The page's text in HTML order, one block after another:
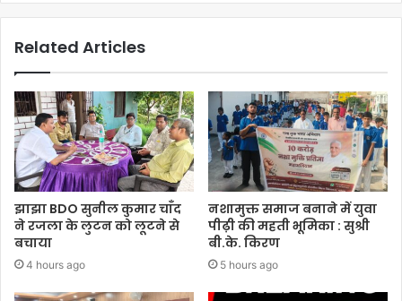
Related Articles
झाझा BDO सुनील कुमार चाँद
ने रजला के लुटन को लूटने से
बचाया
4 hours ago
नशामुक्त समाज बनाने में युवा
पीढ़ी की महती भूमिका : सुश्री
बी.के. किरण
5 hours ago